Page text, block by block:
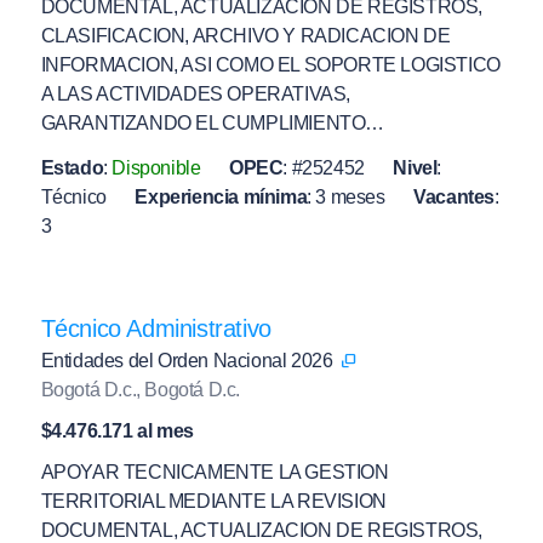
DOCUMENTAL, ACTUALIZACION DE REGISTROS,
CLASIFICACION, ARCHIVO Y RADICACION DE
INFORMACION, ASI COMO EL SOPORTE LOGISTICO
A LAS ACTIVIDADES OPERATIVAS,
GARANTIZANDO EL CUMPLIMIENTO…
Estado: Disponible OPEC: #252452 Nivel :
Técnico
Experiencia mínima: 3 meses Vacantes:
3
Técnico Administrativo
Entidades del Orden Nacional 2026
Bogotá D.c., Bogotá D.c.
$4.476.171 al mes
APOYAR TECNICAMENTE LA GESTION
TERRITORIAL MEDIANTE LA REVISION
DOCUMENTAL, ACTUALIZACION DE REGISTROS,